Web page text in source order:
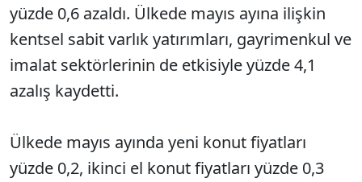
yüzde 0,6 azaldı. Ülkede mayıs ayına ilişkin
kentsel sabit varlık yatırımları, gayrimenkul ve
imalat sektörlerinin de etkisiyle yüzde 4,1
azalış kaydetti.
Ülkede mayıs ayında yeni konut fiyatları
yüzde 0,2, ikinci el konut fiyatları yüzde 0,3